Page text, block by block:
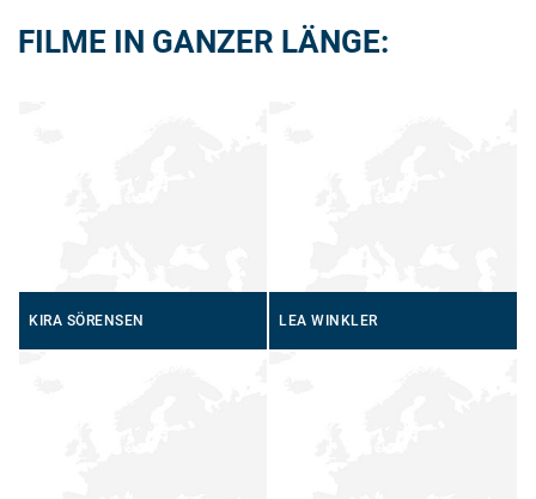
FILME IN GANZER LÄNGE:
KIRA SÖRENSEN LEA WINKLER